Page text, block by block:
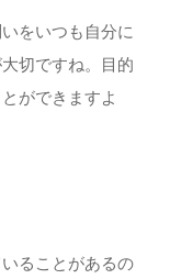
をいつも自分に
切ですね。目的
ができますよ
ることがあるの